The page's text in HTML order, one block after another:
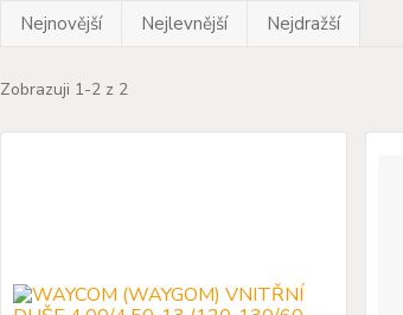
Nejnovější Nejlevnější Nejdražší
Zobrazuji 1-2 z 2